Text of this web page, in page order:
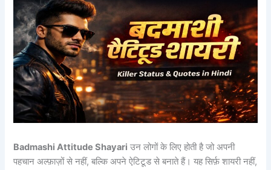
Badmashi Attitude Shayari उन लोगों के लिए होती है जो अपनी
पहचान अल्फ़ाज़ों से नहीं, बल्कि अपने ऐटिटूड से बनाते हैं। यह सिर्फ़ शायरी नहीं,